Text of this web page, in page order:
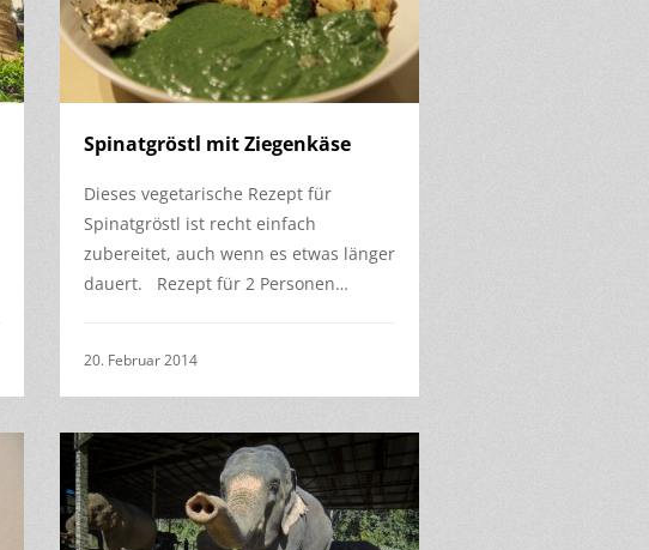
Spinatgröstl mit Ziegenkäse
Dieses vegetarische Rezept für
Spinatgröstl ist recht einfach
zubereitet, auch wenn es etwas länger
dauert. Rezept für 2 Personen…
20. Februar 2014